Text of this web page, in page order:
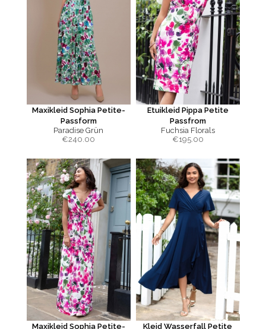
Maxikleid Sophia Petite-
Passform
Paradise Grün
€240.00
Etuikleid Pippa Petite
Passfrom
Fuchsia Florals
€195.00
Maxikleid Sophia Petite-
Kleid Wasserfall Petite